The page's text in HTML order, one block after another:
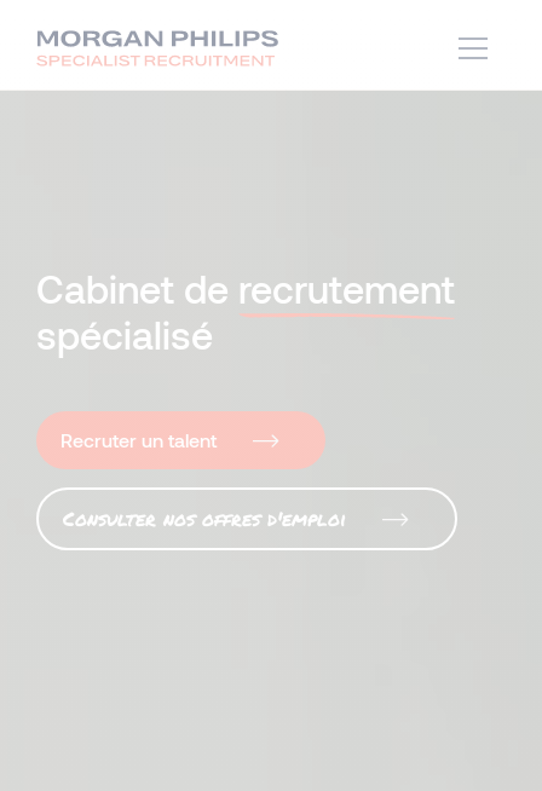
Cabinet de recrutement
spécialisé
Recruter un talent
Consulter nos offres d'emploi